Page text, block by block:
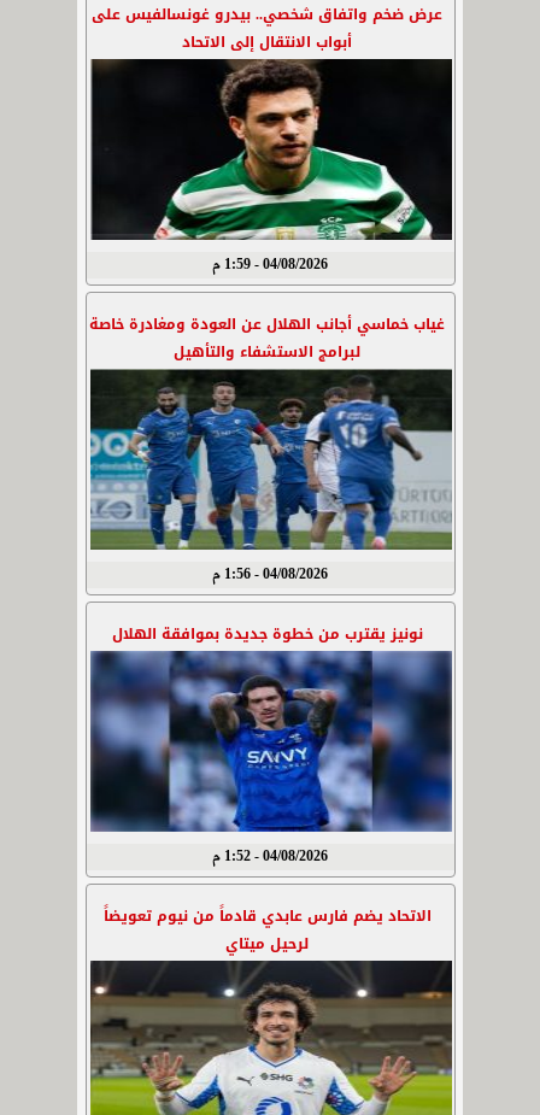
عرض ضخم واتفاق شخصي.. بيدرو غونسالفيس على
أبواب الانتقال إلى الاتحاد
04/08/2026 - 1:59 م
غياب خماسي أجانب الهلال عن العودة ومغادرة خاصة
لبرامج الاستشفاء والتأهيل
04/08/2026 - 1:56 م
نونيز يقترب من خطوة جديدة بموافقة الهلال
04/08/2026 - 1:52 م
الاتحاد يضم فارس عابدي قادماً من نيوم تعويضاً
لرحيل ميتاي